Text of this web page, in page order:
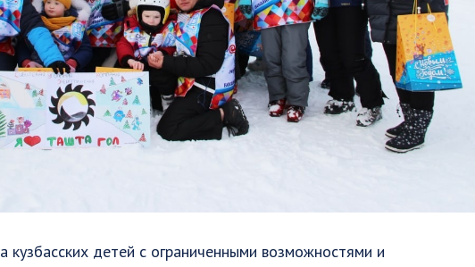
кузбасских детей с ограниченными возможностями и